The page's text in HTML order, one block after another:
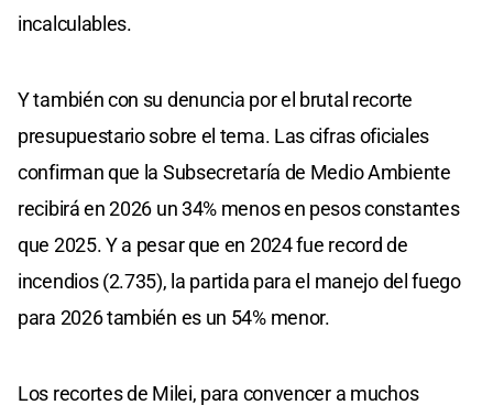
incalculables.
Y también con su denuncia por el brutal recorte
presupuestario sobre el tema. Las cifras oficiales
confirman que la Subsecretaría de Medio Ambiente
recibirá en 2026 un 34% menos en pesos constantes
que 2025. Y a pesar que en 2024 fue record de
incendios (2.735), la partida para el manejo del fuego
para 2026 también es un 54% menor.
Los recortes de Milei, para convencer a muchos